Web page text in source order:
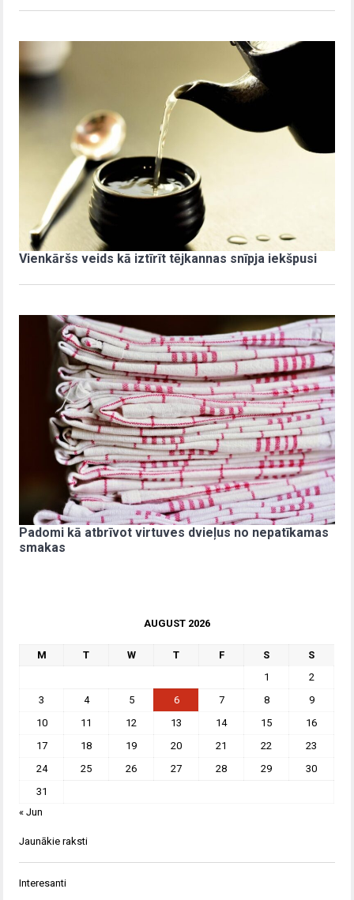
Vienkāršs veids kā iztīrīt tējkannas snīpja iekšpusi
Padomi kā atbrīvot virtuves dvieļus no nepatīkamas
smakas
AUGUST 2026
M T W T F S
S
1
2
3
4 5 6 7 8
9
10
11 12 13 14 15
16
17
18 19 20 21 22
23
24
25 26 27 28 29
30
31
« Jun
Jaunākie raksti
Interesanti